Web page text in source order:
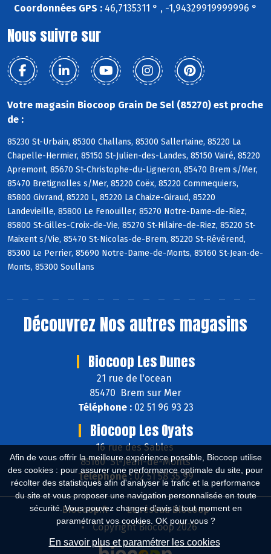
Afin de vous offrir la meilleure expérience possible, Biocoop utilise
des cookies : pour assurer une performance optimale du site, pour
récolter des statistiques afin d'analyser le trafic et la performance
du site et vous proposer une navigation personnalisée en toute
sécurité. Vous pouvez changer d'avis à tout moment en
paramétrant vos cookies. OK pour vous ?
En savoir plus et paramétrer les cookies
Coordonnées GPS : 46,7135311 ° , -1,94329919999996 °
Nous suivre sur
Votre magasin Biocoop Grain De Sel (85270) est proche
de :
85230 St-Urbain, 85300 Challans, 85300 Sallertaine, 85220 La
Chapelle-Hermier, 85150 St-Julien-des-Landes, 85150 Vairé, 85220
Apremont, 85670 St-Christophe-du-Ligneron, 85470 Brem s/Mer,
85470 Bretignolles s/Mer, 85220 Coëx, 85220 Commequiers,
85800 Givrand, 85220 L, 85220 La Chaize-Giraud, 85220
Landevieille, 85800 Le Fenouiller, 85270 Notre-Dame-de-Riez,
85800 St-Gilles-Croix-de-Vie, 85270 St-Hilaire-de-Riez, 85220 St-
Maixent s/Vie, 85470 St-Nicolas-de-Brem, 85220 St-Révérend,
85300 Le Perrier, 85690 Notre-Dame-de-Monts, 85160 St-Jean-de-
Monts, 85300 Soullans
Découvrez Nos autres magasins
Biocoop Les Dunes
21 rue de l'ocean
85470 Brem sur Mer
Téléphone :02 51 96 93 23
Biocoop Les Oyats
16 rue des Sables
85160 St-Jean-de-Monts
Téléphone :02 51 58 35 99
Biocoop.fr
Le réseau Biocoop
Copyright Biocoop 2026